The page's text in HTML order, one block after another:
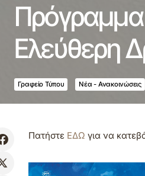
Πρόγραμμα
Ελεύθερη
Γραφείο Τύπου Νέα - Ανακοινώσεις
Πατήστε ΕΔΩ για να